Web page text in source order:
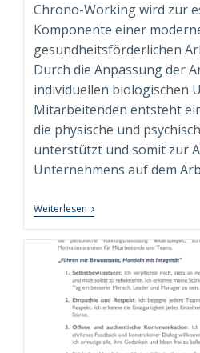
Chrono-Working wird zur
Komponente einer
gesundheitsförderlichen
Durch die Anpassung der
individuellen biologischen
Mitarbeitenden entsteht
die physische und
unterstützt und somit zur
Unternehmens auf dem
Weiterlesen Rhythmus
Der
Wie
Chrono-
Working
Die
Arbeitswelt
Revolutioniert